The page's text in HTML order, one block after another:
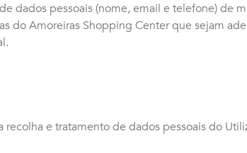
dados pessoais (nome, email e telefone) de
do Amoreiras Shopping Center que sejam
e tratamento de dados pessoais do